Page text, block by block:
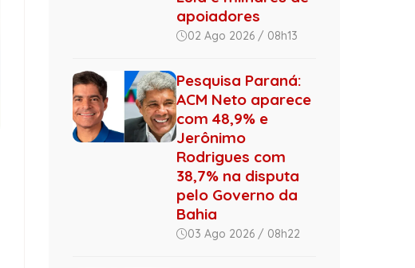
apoiadores
02 Ago 2026 / 08h13
Pesquisa Paraná:
ACM Neto aparece
com 48,9% e
Jerônimo
Rodrigues com
38,7% na disputa
pelo Governo da
Bahia
03 Ago 2026 / 08h22